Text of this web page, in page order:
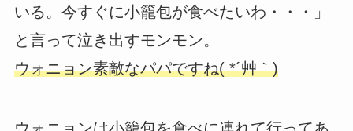
いる。今すぐに小籠包が食べたいわ・・・」
と言って泣き出すモンモン。
ウォニョン素敵なパパですね( *´艸｀)